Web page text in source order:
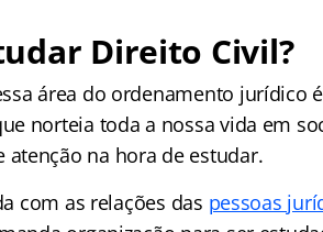
Direito Civil?
área do ordenamento jurídico
norteia toda a nossa vida em
atenção na hora de estudar.
com as relações das pessoas